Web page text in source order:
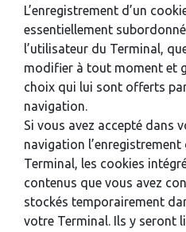
L’enregistrement d’un
essentiellement
l’utilisateur du Terminal,
modifier à tout moment et
choix qui lui sont offerts
navigation.
Si vous avez accepté dans
navigation
Terminal, les cookies
contenus que vous avez
stockés temporairement
votre Terminal. Ils y seront